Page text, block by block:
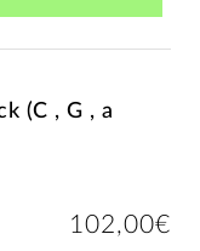
(C , G , a
102,00€